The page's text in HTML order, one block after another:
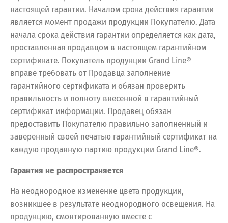
настоящей гарантии. Началом срока действия гарантии
является момент продажи продукции Покупателю. Дата
начала срока действия гарантии определяется как дата,
проставленная продавцом в настоящем гарантийном
сертификате. Покупатель продукции Grand Line®
вправе требовать от Продавца заполнение
гарантийного сертификата и обязан проверить
правильность и полноту внесенной в гарантийный
сертификат информации. Продавец обязан
предоставить Покупателю правильно заполненный и
заверенный своей печатью гарантийный сертификат на
каждую проданную партию продукции Grand Line®.
Гарантия не распространяется
На неоднородное изменение цвета продукции,
возникшее в результате неоднородного освещения. На
продукцию, смонтированную вместе с